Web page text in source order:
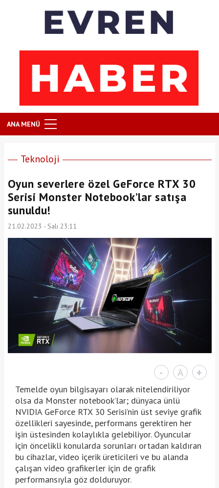
ANA MENÜ
Teknoloji
Oyun severlere özel GeForce RTX 30
Serisi Monster Notebook’lar satışa
sunuldu!
21.02.2023 - Salı 23:11
- A +
Temelde oyun bilgisayarı olarak nitelendiriliyor
olsa da Monster notebook’lar; dünyaca ünlü
NVIDIA GeForce RTX 30 Serisi’nin üst seviye grafik
özellikleri sayesinde, performans gerektiren her
işin üstesinden kolaylıkla gelebiliyor. Oyuncular
için öncelikli konularda sorunları ortadan kaldıran
bu cihazlar, video içerik üreticileri ve bu alanda
çalışan video grafikerler için de grafik
performansıyla göz dolduruyor.